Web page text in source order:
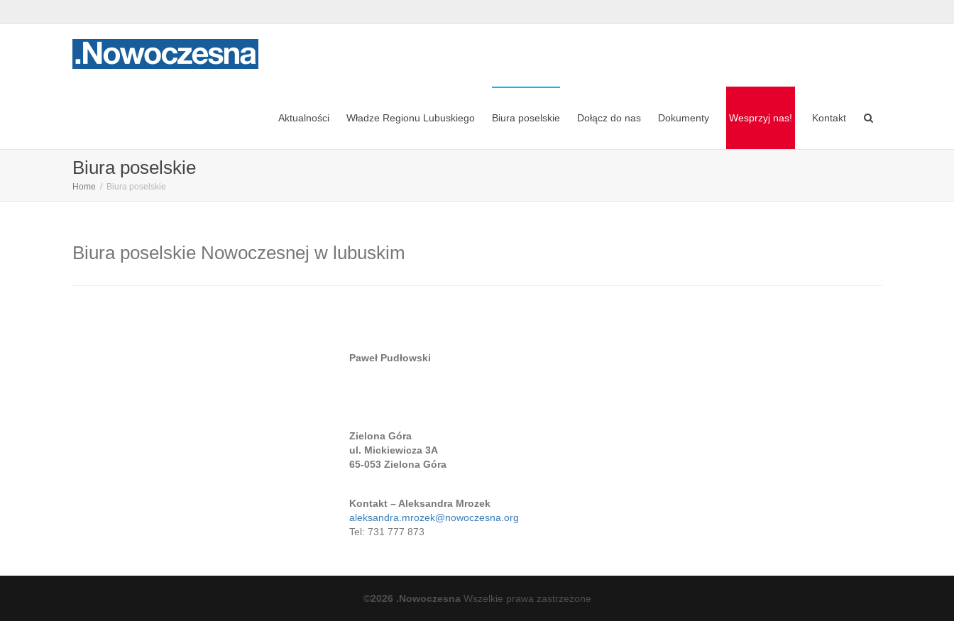
Aktualności Władze Regionu Lubuskiego Biura poselskie Dołącz do nas Dokumenty Wesprzyj nas! Kontakt
Biura poselskie
Home Biura poselskie
Biura poselskie Nowoczesnej w lubuskim
Paweł Pudłowski
Zielona Góra
ul. Mickiewicza 3A
65-053 Zielona Góra
Kontakt – Aleksandra Mrozek
aleksandra.mrozek@nowoczesna.org
Tel: 731 777 873
©2026 .Nowoczesna Wszelkie prawa zastrzeżone